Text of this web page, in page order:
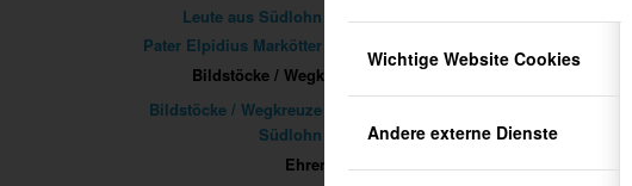
Wichtige Website Cookies
Andere externe Dienste
GEWÖLBE
Leute aus Südlohn
Pater Elpidius Markötter
Bildstöcke / Wegkreuze
Bildstöcke / Wegkreuze
Südlohn
Ehrenmale